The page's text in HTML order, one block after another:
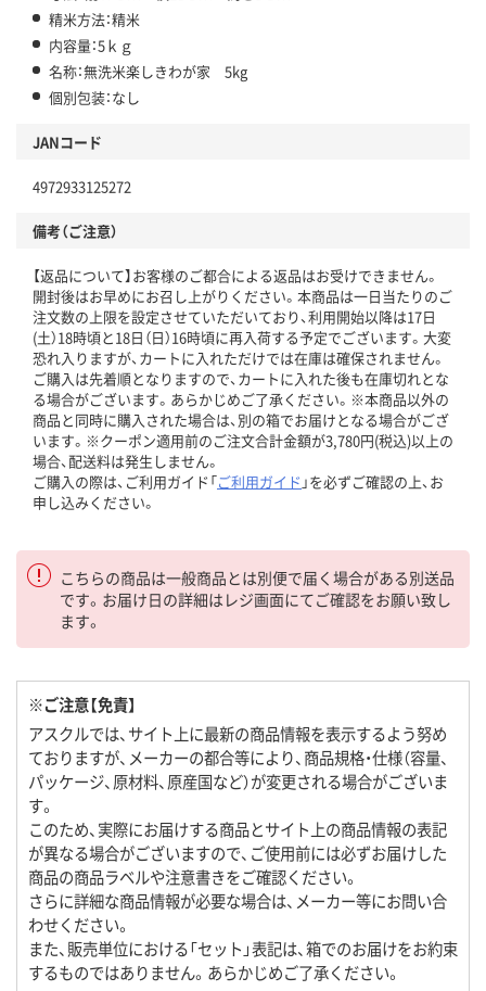
精米方法：精米
内容量：5ｋｇ
名称：無洗米楽しきわが家 5kg
個別包装：なし
JANコード
4972933125272
備考（ご注意）
【返品について】お客様のご都合による返品はお受けできません。
開封後はお早めにお召し上がりください。本商品は一日当たりのご
注文数の上限を設定させていただいており、利用開始以降は17日
(土）18時頃と18日（日）16時頃に再入荷する予定でございます。大変
恐れ入りますが、カートに入れただけでは在庫は確保されません。
ご購入は先着順となりますので、カートに入れた後も在庫切れとな
る場合がございます。あらかじめご了承ください。※本商品以外の
商品と同時に購入された場合は、別の箱でお届けとなる場合がござ
います。※クーポン適用前のご注文合計金額が3,780円(税込)以上の
場合、配送料は発生しません。
ご購入の際は、ご利用ガイド「ご利用ガイド 」を必ずご確認の上、お
申し込みください。
こちらの商品は一般商品とは別便で届く場合がある別送品
です。お届け日の詳細はレジ画面にてご確認をお願い致し
ます。
※ご注意【免責】
アスクルでは、サイト上に最新の商品情報を表示するよう努め
ておりますが、メーカーの都合等により、商品規格・仕様（容量、
パッケージ、原材料、原産国など）が変更される場合がございま
す。
このため、実際にお届けする商品とサイト上の商品情報の表記
が異なる場合がございますので、ご使用前には必ずお届けした
商品の商品ラベルや注意書きをご確認ください。
さらに詳細な商品情報が必要な場合は、メーカー等にお問い合
わせください。
また、販売単位における「セット」表記は、箱でのお届けをお約束
するものではありません。あらかじめご了承ください。